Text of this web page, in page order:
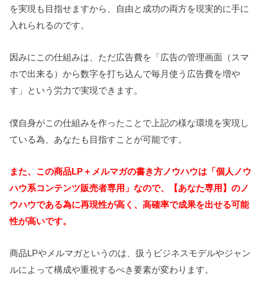
を実現も目指せますから、自由と成功の両方を現実的に手に
入れられるのです。
因みにこの仕組みは、ただ広告費を「広告の管理画面（スマ
ホで出来る）から数字を打ち込んで毎月使う広告費を増や
す」という労力で実現できます。
僕自身がこの仕組みを作ったことで上記の様な環境を実現し
ている為、あなたも目指すことが可能です。
また、この商品LP＋メルマガの書き方ノウハウは「個人ノウ
ハウ系コンテンツ販売者専用」なので、【あなた専用】のノ
ウハウである為に再現性が高く、高確率で成果を出せる可能
性が高いです。
商品LPやメルマガというのは、扱うビジネスモデルやジャン
ルによって構成や重視するべき要素が変わります。